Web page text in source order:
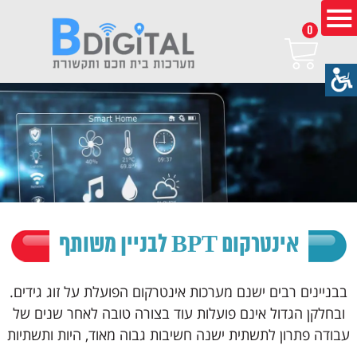
0
אינטרקום BPT לבניין משותף
בבניינים רבים ישנם מערכות אינטרקום הפועלת על זוג גידים.
ובחלקן הגדול אינם פועלות עוד בצורה טובה לאחר שנים של
עבודה פתרון לתשתית ישנה חשיבות גבוה מאוד, היות ותשתיות